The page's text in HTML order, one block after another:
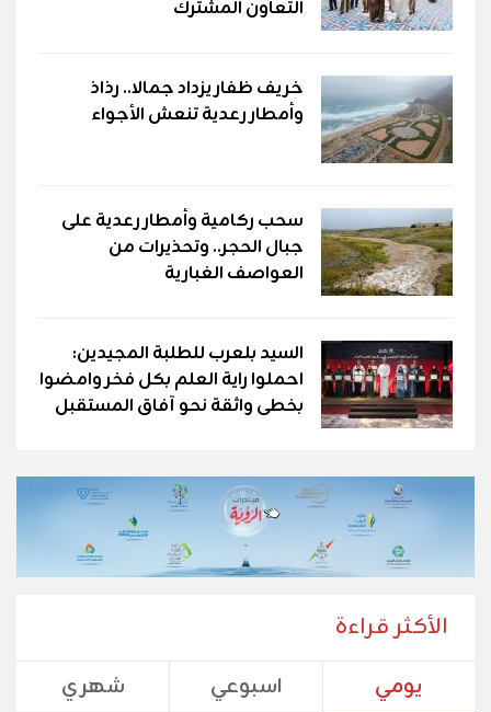
التعاون المشترك
خريف ظفار يزداد جمالا.. رذاذ
وأمطار رعدية تنعش الأجواء
سحب ركامية وأمطار رعدية على
جبال الحجر.. وتحذيرات من
العواصف الغبارية
السيد بلعرب للطلبة المجيدين:
احملوا راية العلم بكل فخر وامضوا
بخطى واثقة نحو آفاق المستقبل
الأكثر قراءة
يومي اسبوعي شهري